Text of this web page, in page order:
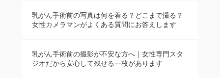
乳がん手術前の写真は何を着る？どこまで撮る？
女性カメラマンがよくある質問にお答えします
乳がん手術前の撮影が不安な方へ｜女性専門スタ
ジオだから安心して残せる一枚があります